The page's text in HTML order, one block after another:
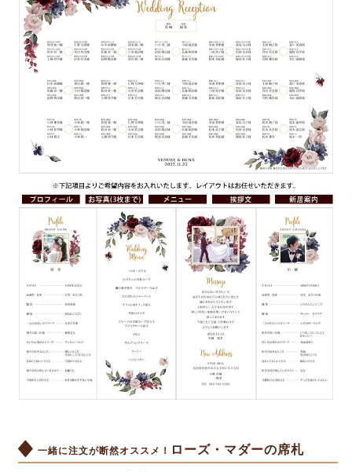
一緒に注文が断然オススメ！ ローズ・マダーの席札